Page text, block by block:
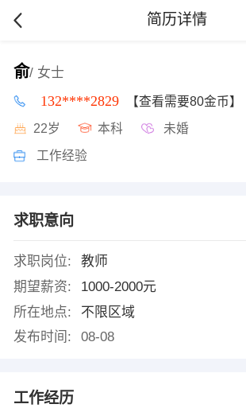
简历详情
俞/ 女士
132****2829 【查看需要80金币】
22岁 本科 未婚
工作经验
求职意向
求职岗位:
教师
期望薪资:
1000-2000元
所在地点:
不限区域
发布时间:
08-08
工作经历